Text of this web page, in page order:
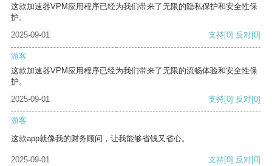
这款加速器VPM应用程序已经为我们带来了无限的隐私保护和安全性保
护。
2025-09-01
支持[0] 反对[0]
游客
这款加速器VPM应用程序已经为我们带来了无限的流畅体验和安全性保
护。
2025-09-01
支持[0] 反对[0]
游客
这款app就像我的财务顾问，让我能够省钱又省心。
2025-09-01 支持[0] 反对[0]